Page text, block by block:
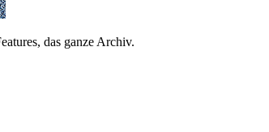
das ganze Archiv.